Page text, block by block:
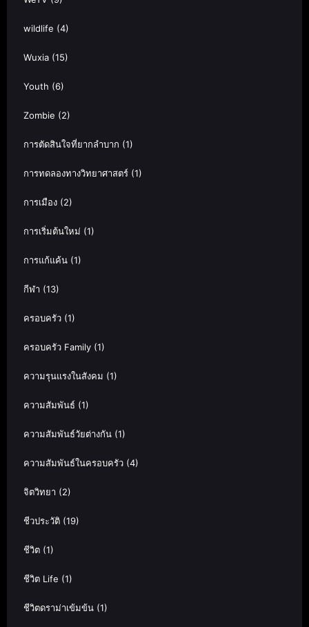
wildlife (4)
Wuxia (15)
Youth (6)
Zombie (2)
การตัดสินใจที่ยากลำบาก (1)
การทดลองทางวิทยาศาสตร์ (1)
การเมือง (2)
การเริ่มต้นใหม่ (1)
การแก้แค้น (1)
กีฬา (13)
ครอบครัว (1)
ครอบครัว Family (1)
ความรุนแรงในสังคม (1)
ความสัมพันธ์ (1)
ความสัมพันธ์วัยต่างกัน (1)
ความสัมพันธ์ในครอบครัว (4)
จิตวิทยา (2)
ชีวประวัติ (19)
ชีวิต (1)
ชีวิต Life (1)
ชีวิตดราม่าเข้มข้น (1)